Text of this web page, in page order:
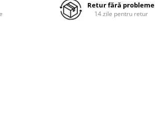
Retur fără probleme
14 zile pentru retur